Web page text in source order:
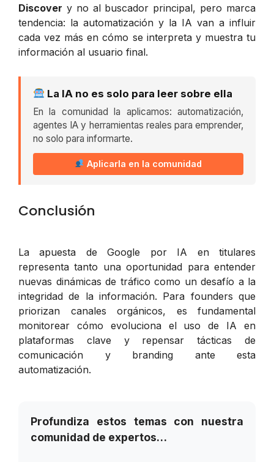
Discover y no al buscador principal, pero marca
tendencia: la automatización y la IA van a influir
cada vez más en cómo se interpreta y muestra tu
información al usuario final.
La IA no es solo para leer sobre ella
En la comunidad la aplicamos: automatización,
agentes IA y herramientas reales para emprender,
no solo para informarte.
Aplicarla en la comunidad
Conclusión
La apuesta de Google por IA en titulares
representa tanto una oportunidad para entender
nuevas dinámicas de tráfico como un desafío a la
integridad de la información. Para founders que
priorizan canales orgánicos, es fundamental
monitorear cómo evoluciona el uso de IA en
plataformas clave y repensar tácticas de
comunicación y branding ante esta
automatización.
Profundiza estos temas con nuestra
comunidad de expertos…